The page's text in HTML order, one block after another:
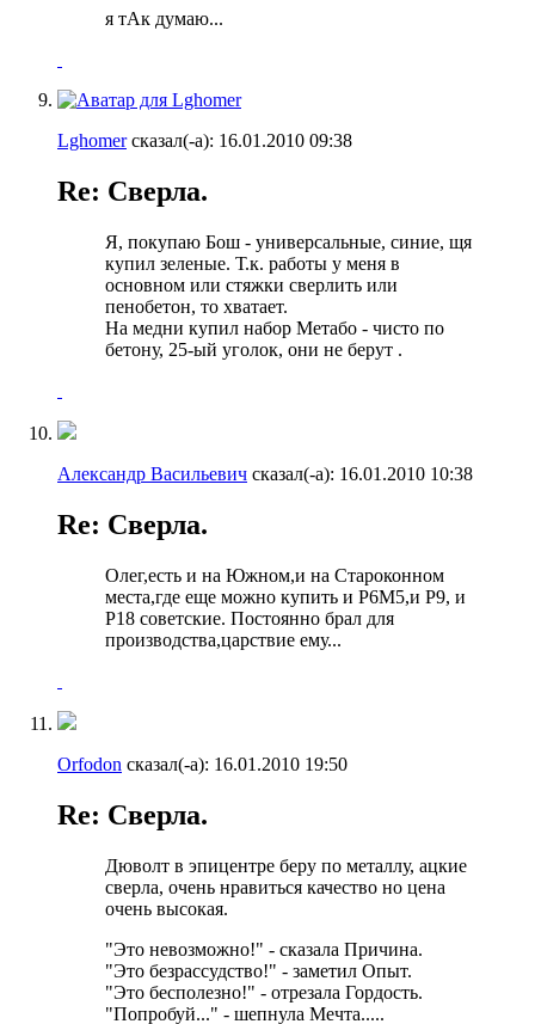
я тАк думаю...
Lghomerсказал(-а): 16.01.2010 09:38
Re: Сверла.
Я, покупаю Бош - универсальные, синие, щя
купил зеленые. Т.к. работы у меня в
основном или стяжки сверлить или
пенобетон, то хватает.
На медни купил набор Метабо - чисто по
бетону, 25-ый уголок, они не берут .
Александр Васильевич сказал(-а): 16.01.2010 10:38
Re: Сверла.
Олег,есть и на Южном,и на Староконном
места,где еще можно купить и Р6М5,и Р9, и
Р18 советские. Постоянно брал для
производства,царствие ему...
Orfodon сказал(-а): 16.01.2010 19:50
Re: Сверла.
Дюволт в эпицентре беру по металлу, ацкие
сверла, очень нравиться качество но цена
очень высокая.
"Это невозможно!" - сказала Причина.
"Это безрассудство!" - заметил Опыт.
"Это бесполезно!" - отрезала Гордость.
"Попробуй..." - шепнула Мечта.....